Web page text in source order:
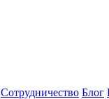
Сотрудничество Блог